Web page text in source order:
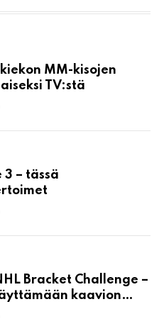
MM-kisojen
TV:stä
3 – tässä
Bracket Challenge –
kaavion